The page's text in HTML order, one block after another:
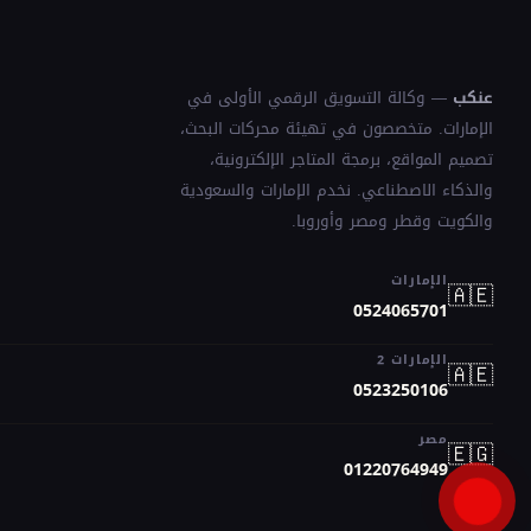
عنكب — وكالة التسويق الرقمي الأولى في
الإمارات. متخصصون في تهيئة محركات البحث،
تصميم المواقع، برمجة المتاجر الإلكترونية،
والذكاء الاصطناعي. نخدم الإمارات والسعودية
والكويت وقطر ومصر وأوروبا.
🇦🇪الإمارات
0524065701
🇦🇪الإمارات 2
0523250106
🇪🇬مصر
01220764949